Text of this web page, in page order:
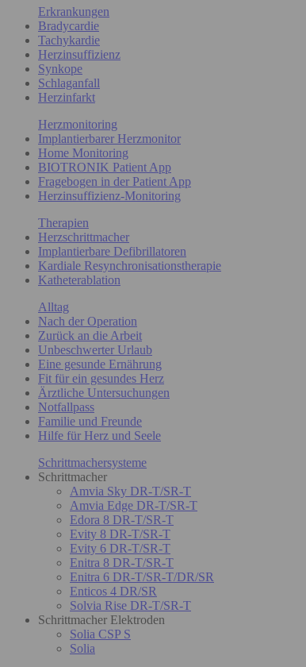
Erkrankungen
Bradycardie
Tachykardie
Herzinsuffizienz
Synkope
Schlaganfall
Herzinfarkt
Herzmonitoring
Implantierbarer Herzmonitor
Home Monitoring
BIOTRONIK Patient App
Fragebogen in der Patient App
Herzinsuffizienz-Monitoring
Therapien
Herzschrittmacher
Implantierbare Defibrillatoren
Kardiale Resynchronisationstherapie
Katheterablation
Alltag
Nach der Operation
Zurück an die Arbeit
Unbeschwerter Urlaub
Eine gesunde Ernährung
Fit für ein gesundes Herz
Ärztliche Untersuchungen
Notfallpass
Familie und Freunde
Hilfe für Herz und Seele
Schrittmachersysteme
Schrittmacher
Amvia Sky DR-T/SR-T
Amvia Edge DR-T/SR-T
Edora 8 DR-T/SR-T
Evity 8 DR-T/SR-T
Evity 6 DR-T/SR-T
Enitra 8 DR-T/SR-T
Enitra 6 DR-T/SR-T/DR/SR
Enticos 4 DR/SR
Solvia Rise DR-T/SR-T
Schrittmacher Elektroden
Solia CSP S
Solia